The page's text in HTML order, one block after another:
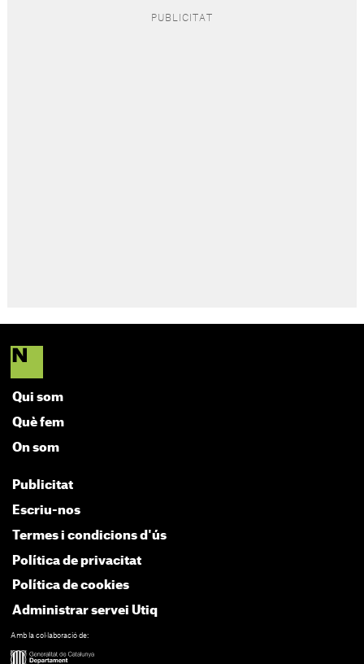
Qui som
Què fem
On som
Publicitat
Escriu-nos
Termes i condicions d'ús
Política de privacitat
Política de cookies
Administrar servei Utiq
Amb la col·laboració de: